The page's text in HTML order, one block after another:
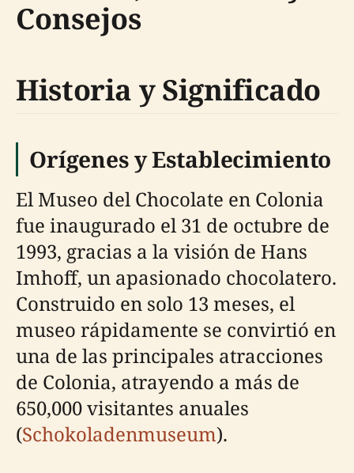
Consejos
Historia y Significado
Orígenes y Establecimiento
El Museo del Chocolate en Colonia
fue inaugurado el 31 de octubre de
1993, gracias a la visión de Hans
Imhoff, un apasionado chocolatero.
Construido en solo 13 meses, el
museo rápidamente se convirtió en
una de las principales atracciones
de Colonia, atrayendo a más de
650,000 visitantes anuales
(Schokoladenmuseum).